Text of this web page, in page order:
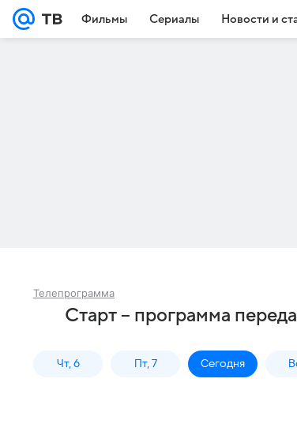
Фильмы Сериалы Новости и
Телепрограмма
Старт – программа
Чт, 6 Пт, 7 Сегодня